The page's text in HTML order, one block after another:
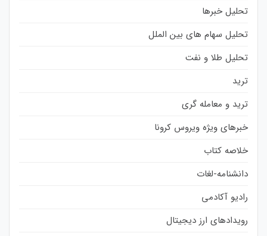
تحلیل خبرها
تحلیل سهام های بین الملل
تحلیل طلا و نفت
ترید
ترید و معامله گری
خبرهای ویژه ویروس کرونا
خلاصه کتاب
دانشنامه-لغات
رادیو آکادمی
رویدادهای ارز دیجیتال